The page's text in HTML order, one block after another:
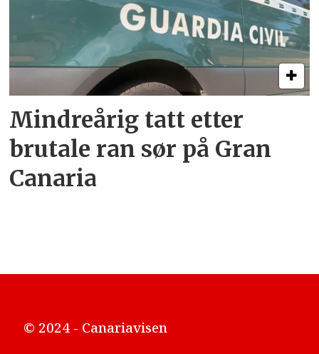
Mindreårig tatt etter
brutale ran sør på Gran
Canaria
© 2024 - Canariavisen